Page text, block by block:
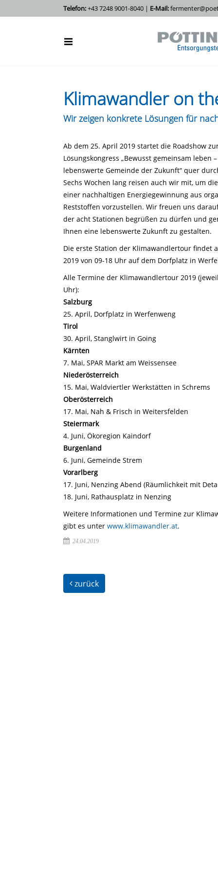
Telefon:+43 7248 9001-8040 | E-Mail:
Klimawandler on
Wir zeigen konkrete Lösungen für
Ab dem 25. April 2019 startet die Roadshow
Lösungskongress „Bewusst gemeinsam leben
lebenswerte Gemeinde der Zukunft“ quer
Sechs Wochen lang reisen auch wir mit, um
einer nachhaltigen Energiegewinnung aus
Reststoffen vorzustellen. Wir freuen uns
der acht Stationen begrüßen zu dürfen und
Ihnen eine lebenswerte Zukunft zu gestalten.
Die erste Station der Klimawandlertour findet
2019 von 09-18 Uhr auf dem Dorfplatz in
Alle Termine der Klimawandlertour 2019
Uhr):
Salzburg
25. April, Dorfplatz in Werfenweng
Tirol
30. April, Stanglwirt in Going
Kärnten
7. Mai, SPAR Markt am Weissensee
Niederösterreich
15. Mai, Waldviertler Werkstätten in Schrems
Oberösterreich
17. Mai, Nah & Frisch in Weitersfelden
Steiermark
4. Juni, Ökoregion Kaindorf
Burgenland
6. Juni, Gemeinde Strem
Vorarlberg
17. Juni, Nenzing Abend (Räumlichkeit mit
18. Juni, Rathausplatz in Nenzing
Weitere Informationen und Termine zur
gibt es unter www.klimawandler.at.
24.04.2019
zurück